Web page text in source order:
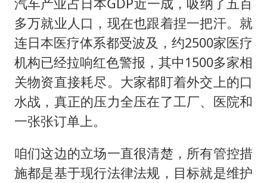
多万就业人口，现在也跟着捏一把汗。就
连日本医疗体系都受波及，约2500家医疗
机构已经拉响红色警报，其中1500多家相
关物资直接耗尽。大家都盯着外交上的口
水战，真正的压力全压在了工厂、医院和
一张张订单上。
咱们这边的立场一直很清楚，所有管控措
施都是基于现行法律法规，目标就是维护